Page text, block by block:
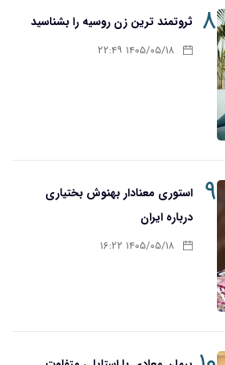
۸ ثروتمند ترین زن روسیه را بشناسید
۱۴۰۵/۰۵/۱۸ ۲۲:۴۹
۹
استوری معنادار بهنوش بختیاری
درباره ایران
۱۴۰۵/۰۵/۱۸ ۱۶:۲۲